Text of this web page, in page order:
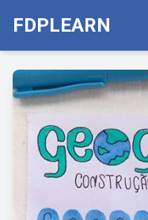
FDPLEARN